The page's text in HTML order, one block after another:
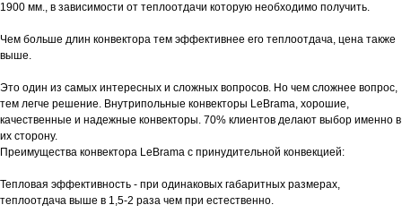
1900 мм., в зависимости от теплоотдачи которую необходимо получить.
Чем больше длин конвектора тем эффективнее его теплоотдача, цена также
выше.
Это один из самых интересных и сложных вопросов. Но чем сложнее вопрос,
тем легче решение. Внутрипольные конвекторы LeBrama, хорошие,
качественные и надежные конвекторы. 70% клиентов делают выбор именно в
их сторону.
Преимущества конвектора LeBrama с принудительной конвекцией:
Тепловая эффективность - при одинаковых габаритных размерах,
теплоотдача выше в 1,5-2 раза чем при естественно.
Каталог
Советы архитекторов
Клиентам и партнерам
Миссия бренда
Видеообзоры
Контакты